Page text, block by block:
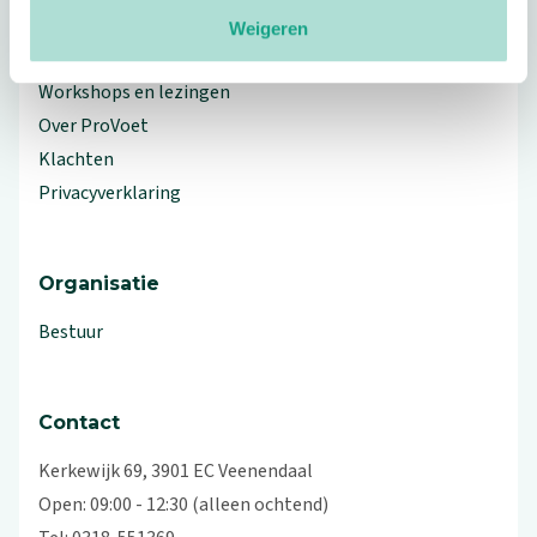
Weigeren
Branche Informatiecentrum
Workshops en lezingen
Over ProVoet
Klachten
Privacyverklaring
Organisatie
Bestuur
Contact
Kerkewijk 69, 3901 EC Veenendaal
Open: 09:00 - 12:30 (alleen ochtend)